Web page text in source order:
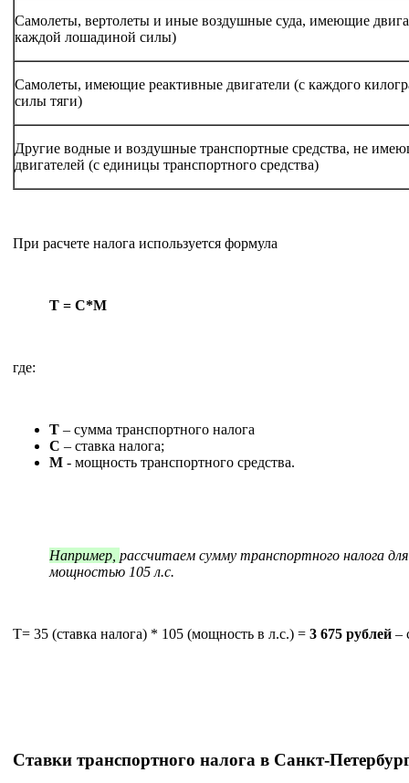
Самолеты, вертолеты и иные воздушные суда, имеющие
каждой лошадиной силы)
Самолеты, имеющие реактивные двигатели (с каждого
силы тяги)
Другие водные и воздушные транспортные средства, не
двигателей (с единицы транспортного средства)
При расчете налога используется формула
Т = С*М
где:
Т – сумма транспортного налога
С – ставка налога;
М - мощность транспортного средства.
Например, рассчитаем сумму транспортного налога
мощностью 105 л.с.
Т= 35 (ставка налога) * 105 (мощность в л.с.) = 3 675 рублей –
Ставки транспортного налога в Санкт-